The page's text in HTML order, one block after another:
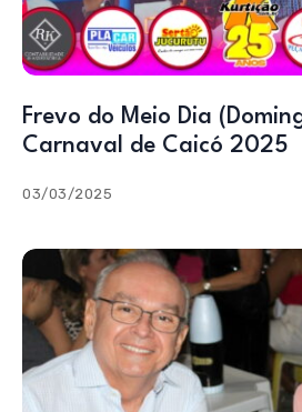
Frevo do Meio Dia
Carnaval de Caicó 2025
03/03/2025